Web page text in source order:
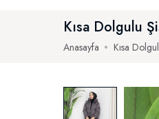
Kısa Dolgulu
Anasayfa Kısa